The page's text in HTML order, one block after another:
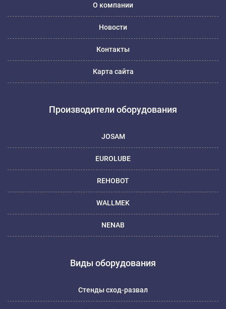
О компании
Новости
Контакты
Карта сайта
Производители оборудования
JOSAM
EUROLUBE
REHOBOT
WALLMEK
NENAB
Виды оборудования
Стенды сход-развал